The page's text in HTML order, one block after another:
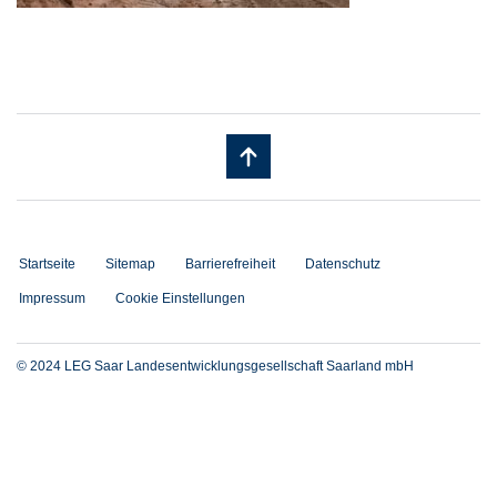
Startseite Sitemap Barrierefreiheit Datenschutz
Impressum Cookie Einstellungen
© 2024 LEG Saar Landesentwicklungsgesellschaft Saarland mbH